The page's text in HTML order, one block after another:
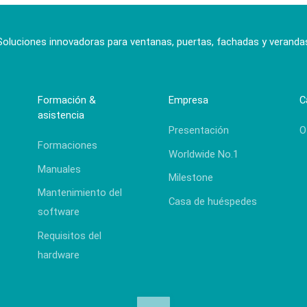
innovadoras para ventanas, puertas, fachadas y
Formación &
asistencia
Formaciones
Manuales
Mantenimiento del
software
Requisitos del
hardware
Empresa
Presentación
Worldwide No.1
Milestone
Casa de huéspedes